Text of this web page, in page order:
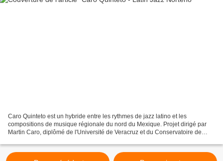
Caro Quinteto est un hybride entre les rythmes de jazz latino et les
compositions de musique régionale du nord du Mexique. Projet dirigé par
Martin Caro, diplômé de l'Université de Veracruz et du Conservatoire de